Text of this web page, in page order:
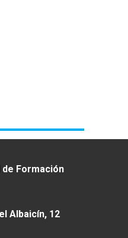
de Formación
Albaicín, 12